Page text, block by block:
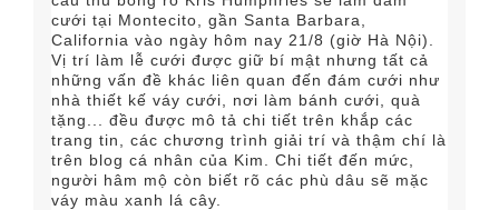
cưới tại Montecito, gần Santa Barbara,
California vào ngày hôm nay 21/8 (giờ Hà Nội).
Vị trí làm lễ cưới được giữ bí mật nhưng tất cả
những vấn đề khác liên quan đến đám cưới như
nhà thiết kế váy cưới, nơi làm bánh cưới, quà
tặng... đều được mô tả chi tiết trên khắp các
trang tin, các chương trình giải trí và thậm chí là
trên blog cá nhân của Kim. Chi tiết đến mức,
người hâm mộ còn biết rõ các phù dâu sẽ mặc
váy màu xanh lá cây.